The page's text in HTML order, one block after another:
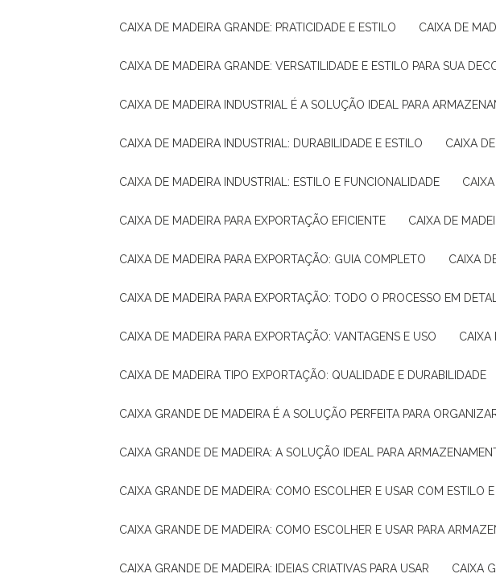
CAIXA DE MADEIRA GRANDE: PRATICIDADE E ESTILO CAIXA DE
CAIXA DE MADEIRA GRANDE: VERSATILIDADE E ESTILO PARA SUA
CAIXA DE MADEIRA INDUSTRIAL É A SOLUÇÃO IDEAL PARA
CAIXA DE MADEIRA INDUSTRIAL: DURABILIDADE E ESTILO CAIXA
CAIXA DE MADEIRA INDUSTRIAL: ESTILO E FUNCIONALIDADE
CAIXA DE MADEIRA PARA EXPORTAÇÃO EFICIENTE CAIXA DE
CAIXA DE MADEIRA PARA EXPORTAÇÃO: GUIA COMPLETO CAIXA
CAIXA DE MADEIRA PARA EXPORTAÇÃO: TODO O PROCESSO EM
CAIXA DE MADEIRA PARA EXPORTAÇÃO: VANTAGENS E USO
CAIXA DE MADEIRA TIPO EXPORTAÇÃO: QUALIDADE E DURABILIDADE
CAIXA GRANDE DE MADEIRA É A SOLUÇÃO PERFEITA PARA
CAIXA GRANDE DE MADEIRA: A SOLUÇÃO IDEAL PARA
CAIXA GRANDE DE MADEIRA: COMO ESCOLHER E USAR COM ESTILO
CAIXA GRANDE DE MADEIRA: COMO ESCOLHER E USAR PARA
CAIXA GRANDE DE MADEIRA: IDEIAS CRIATIVAS PARA USAR CAIXA